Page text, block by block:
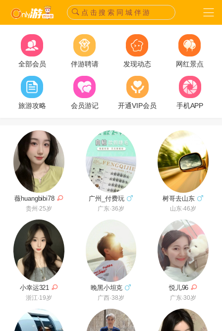
点 击 搜 索 同 城 伴 游
全部会员 伴游聘请 发现动态 网红景点
旅游攻略 会员游记 开通VIP会员 手机APP
薇huangbibi78
贵州·25岁
广州_付费玩
广东·36岁
树哥去山东
山东·46岁
小幸运321
浙江·19岁
晚黑小坦克
广西·38岁
悦儿96
广东·30岁